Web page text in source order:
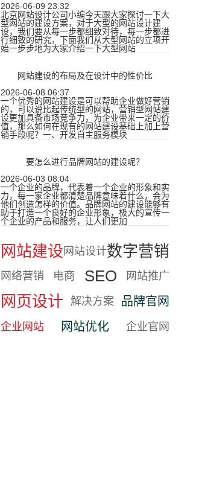
2026-06-09 23:32
北京网站设计公司小编今天跟大家探讨一下大
型网站的建设方案，对于大型的网站设计建
设，我们要从每一步都细致对待，每一步都进
行细致的研究，下面我们从大型网站的立项开
始一步步地为大家介绍一下大型网站
网站建设的布局及在设计中的性价比
2026-06-08 06:37
一个优秀的网站建设是可以帮助企业做好营销
的，可以说比起传统型的网站，营销型网站建
设更加具备市场竞争力，为企业带来一定的价
值，那么如何在现有的网站建设基础上加上营
销手段呢？一、开发自主服务模块
要怎么进行品牌网站的建设呢？
2026-06-03 08:04
一个企业的品牌，代表着一个企业的形象和实
力，每一家企业都清楚品牌意味着什么，会为
他们创造怎样的价值。品牌网站的建设能够有
助于打造一个良好的企业形象，极大的宣传一
个企业的产品和服务，让人们更加
网站建设 网站设计数字营销
网络营销 电商 SEO 网站推广
网页设计 解决方案 品牌官网
企业网站 网站优化 企业官网